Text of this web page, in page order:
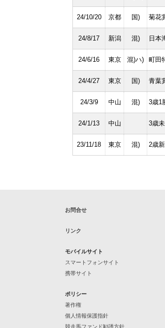
24/10/20 京都 国) 菊花
24/8/17 新潟 混) 日本
24/6/16 東京 混)ハ) 町田
24/4/27 東京 国) 青葉
24/3/9 中山 混) 3歳1
24/1/13 中山 3歳
23/11/18 東京 混) 2歳
お問合せ
リンク
モバイルサイト
スマートフォンサイト
携帯サイト
ポリシー
著作権
個人情報保護指針
競走馬ファンド勧誘方針